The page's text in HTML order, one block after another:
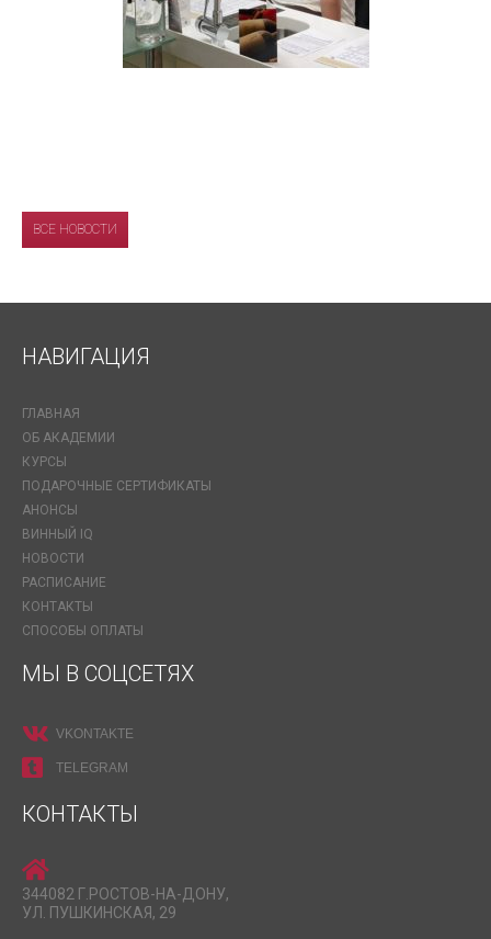
ВСЕ НОВОСТИ
НАВИГАЦИЯ
ГЛАВНАЯ
ОБ АКАДЕМИИ
КУРСЫ
ПОДАРОЧНЫЕ СЕРТИФИКАТЫ
АНОНСЫ
ВИННЫЙ IQ
НОВОСТИ
РАСПИСАНИЕ
КОНТАКТЫ
СПОСОБЫ ОПЛАТЫ
МЫ В СОЦСЕТЯХ
VKONTAKTE
TELEGRAM
КОНТАКТЫ
344082 Г.РОСТОВ-НА-ДОНУ,
УЛ. ПУШКИНСКАЯ, 29